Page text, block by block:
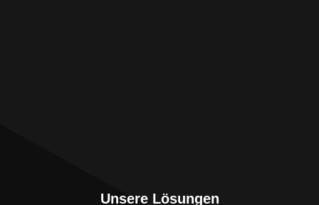
Unsere Lösungen